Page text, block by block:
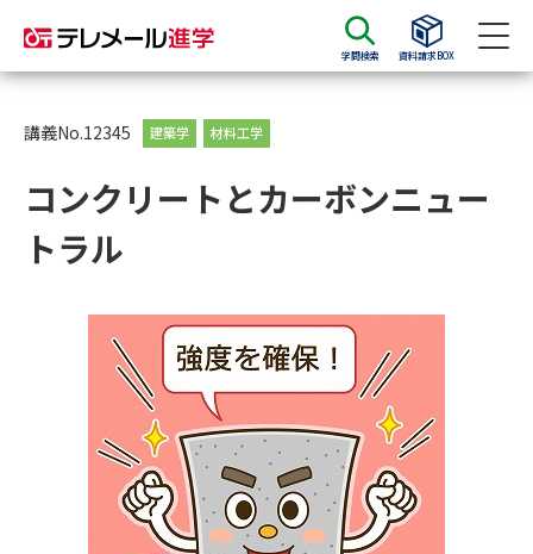
学問検索 資料請求BOX
資料請求
大学・短大の資料種類から請求
総合型選抜・学校推薦型選抜 募
大学入学共通テスト利用選抜の
募集要項＆願書
大学・短大以外の資料から請求
専門学校の資料請求 大学院の資料請求
講義No.12345 建築学 材料工学
コンクリートとカーボンニュー
トラル